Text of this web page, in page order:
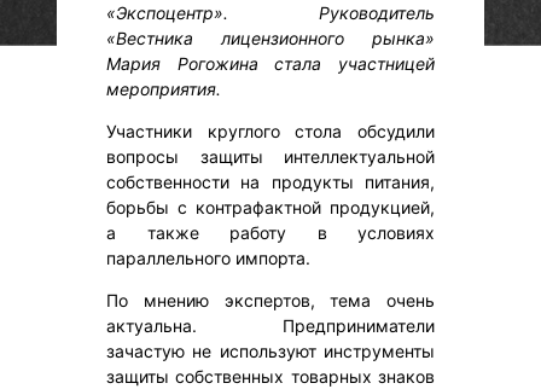
«Экспоцентр». Руководитель
«Вестника лицензионного рынка»
Мария Рогожина стала участницей
мероприятия.
Участники круглого стола обсудили
вопросы защиты интеллектуальной
собственности на продукты питания,
борьбы с контрафактной продукцией,
а также работу в условиях
параллельного импорта.
По мнению экспертов, тема очень
актуальна. Предприниматели
зачастую не используют инструменты
защиты собственных товарных знаков